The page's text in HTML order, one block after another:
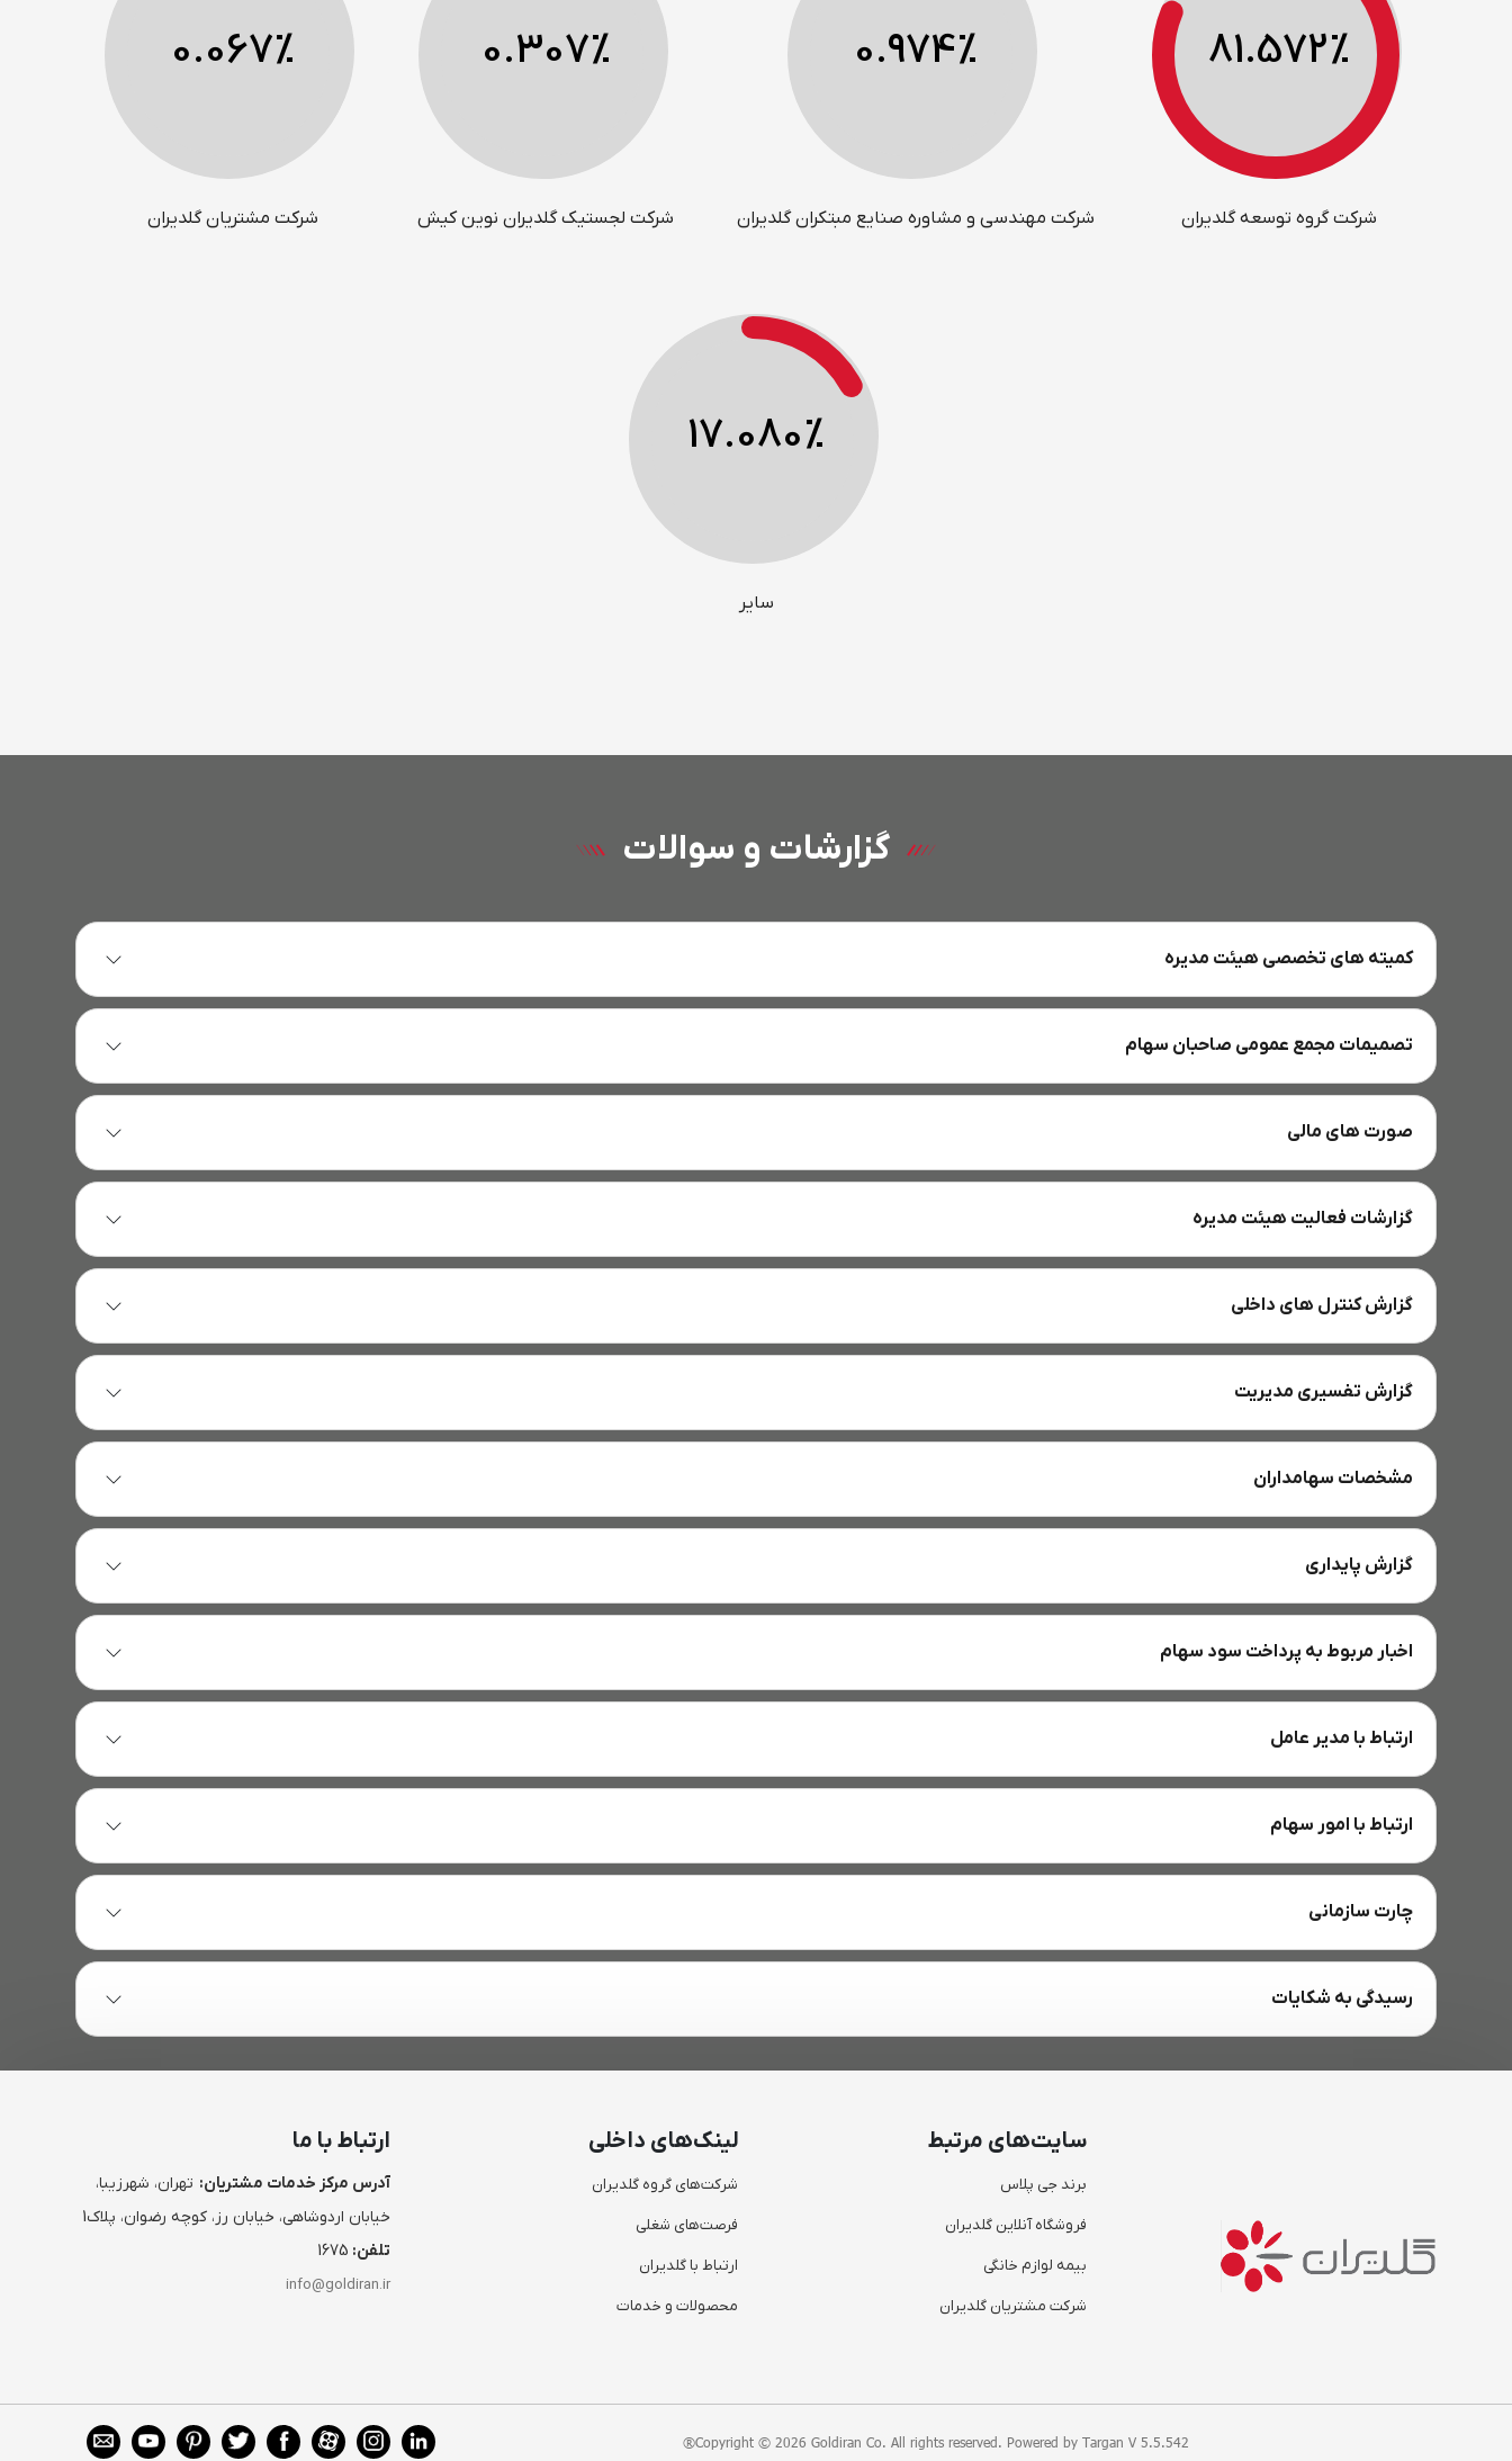
81.572%
شرکت گروه توسعه گلدیران
0.974%
شرکت مهندسی و مشاوره صنایع مبتکران گلدیران
0.307%
شرکت لجستیک گلدیران نوین کیش
0.067%
شرکت مشتریان گلدیران
17.080%
سایر
گزارشات و سوالات
کمیته های تخصصی هیئت مدیره
تصمیمات مجمع عمومی صاحبان سهام
صورت های مالی
گزارشات فعالیت هیئت مدیره
گزارش کنترل های داخلی
گزارش تفسیری مدیریت
مشخصات سهامداران
گزارش پایداری
اخبار مربوط به پرداخت سود سهام
ارتباط با مدیر عامل
ارتباط با امور سهام
چارت سازمانی
رسیدگی به شکایات
سایت‌های مرتبط
برند جی پلاس
فروشگاه آنلاین گلدیران
بیمه لوازم خانگی
شرکت مشتریان گلدیران
لینک‌های داخلی
شرکت‌های گروه گلدیران
فرصت‌های شغلی
ارتباط با گلدیران
محصولات و خدمات
ارتباط با ما
آدرس مرکز خدمات مشتریان: تهران، شهرزیبا،
خیابان اردوشاهی، خیابان رز، کوچه رضوان، پلاک1
تلفن: 1675
info@goldiran.ir
Copyright © 2026 Goldiran Co. All rights reserved. Powered by Targan V 5.5.542
®